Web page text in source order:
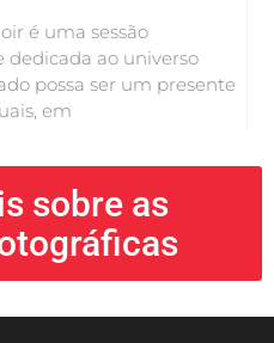
é uma sessão
dedicada ao universo
possa ser um presente
em
sobre as